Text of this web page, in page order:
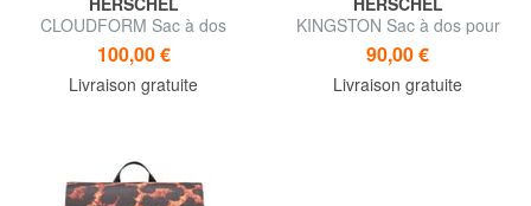
CLOUDFORM Sac à dos
100,00 €
Livraison gratuite
KINGSTON Sac à dos pour
ordinateur portable 15,6
pouces
90,00 €
Livraison gratuite